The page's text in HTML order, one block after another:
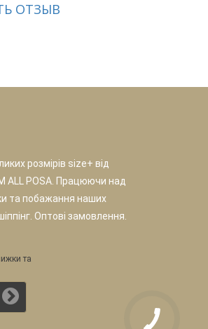
ОТЗЫВ
розмірів size+ від
ALL POSA. Працюючи над
та побажання наших
Оптові замовлення.
та